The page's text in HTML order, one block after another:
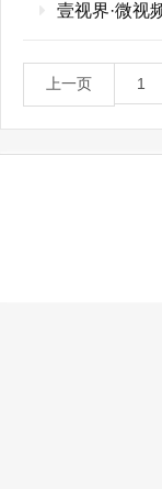
壹视界·微视
上一页 1